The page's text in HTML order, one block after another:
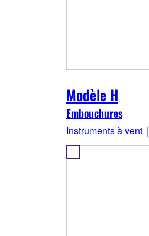
Modèle H
Embouchures
Instruments à vent